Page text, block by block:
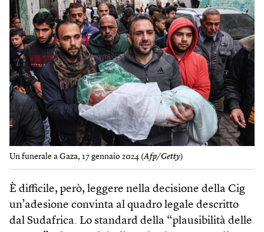
Un funerale a Gaza, 17 gennaio 2024 (Afp/Getty)
È difficile, però, leggere nella decisione della Cig
un’adesione convinta al quadro legale descritto
dal Sudafrica. Lo standard della “plausibilità delle